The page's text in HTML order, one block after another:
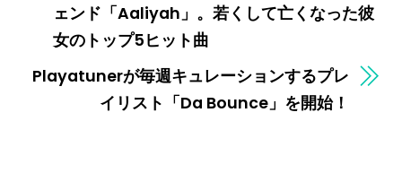
ェンド「Aaliyah」。若くして亡くなった彼
女のトップ5ヒット曲
Playatunerが毎週キュレーションするプレ
イリスト「Da Bounce」を開始！